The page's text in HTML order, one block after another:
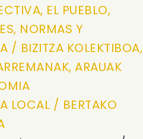
EL PUEBLO,
NORMAS Y
/ BIZITZA KOLEKTIBOA,
ARAUAK
LOCAL / BERTAKO